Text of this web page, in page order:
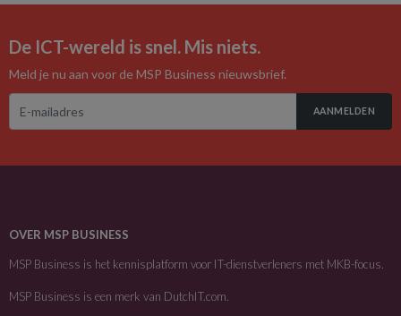
De ICT-wereld is snel. Mis niets.
Meld je nu aan voor de MSP Business nieuwsbrief.
AANMELDEN
OVER MSP BUSINESS
MSP Business is het kennisplatform voor IT-dienstverleners met MKB-focus.
MSP Business is een merk van DutchIT.com